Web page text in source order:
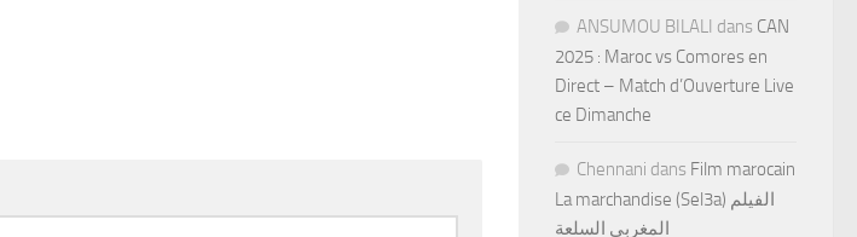
ANSUMOU BILALI dans CAN
2025 : Maroc vs Comores en
Direct – Match d’Ouverture Live
ce Dimanche
Chennani dans Film marocain
La marchandise (Sel3a) الفيلم
المغربي السلعة